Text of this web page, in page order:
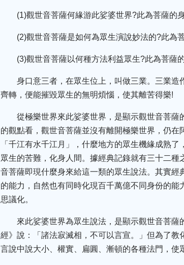
(1)觀世音菩薩何緣游此娑婆世界?此為菩薩的身
(2)觀世音菩薩是如何為眾生演說妙法的?此為
(3)觀世音菩薩以何種方法利益眾生?此為菩薩的
身口意三者，在眾生位上，叫做三業。三業造
齊轉，便能摧毀眾生的無明煩惱，使其離苦得樂!
從極樂世界來此娑婆世界，是顯示觀世音菩
的觀點看，觀世音菩薩並沒有離開極樂世界，仍
「千江有水千江月」，什麼地方的眾生機緣成熟
眾生的苦難，化身人間。據經典記錄就有三十二
音菩薩即現什麼身來給這一類的眾生說法。其實
的能力，自然也有同時化現百千萬億不同身份的
思議化。
來此娑婆世界為眾生說法，是顯示觀世音菩
經》說：「諸法寂滅相，不可以言宣。」但為了
言說中說大小、權實、扁圓、漸頓的各種法門，使